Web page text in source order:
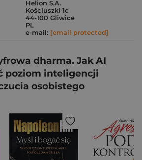
Helion S.A.
Kościuszki 1c
44-100 Gliwice
PL
e-mail: [email protected]
dharma. Jak AI
poziom inteligencji
osobistego